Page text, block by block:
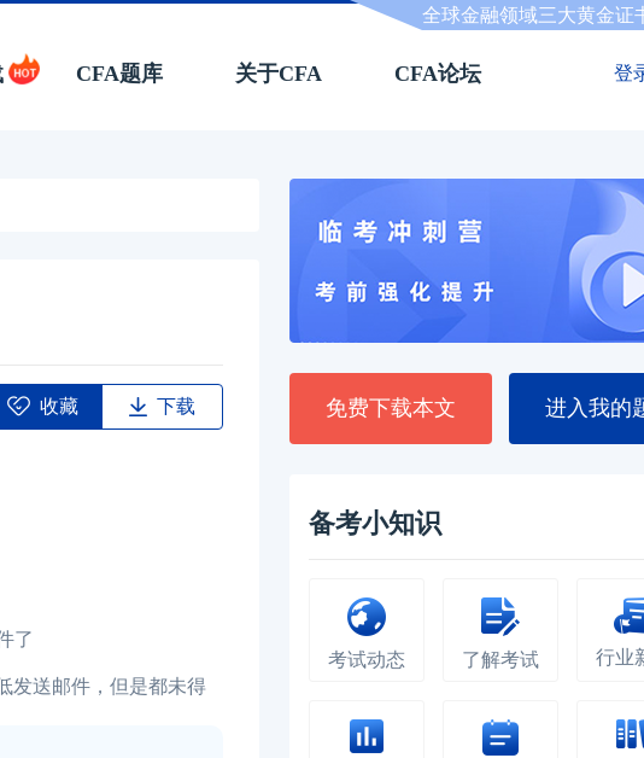
全球金融领域三大黄金证
CFA题库 关于CFA CFA论坛 登
收藏 下载
了
发送邮件，但是都未得
免费下载本文 进入我的
备考小知识
考试动态 了解考试 行业